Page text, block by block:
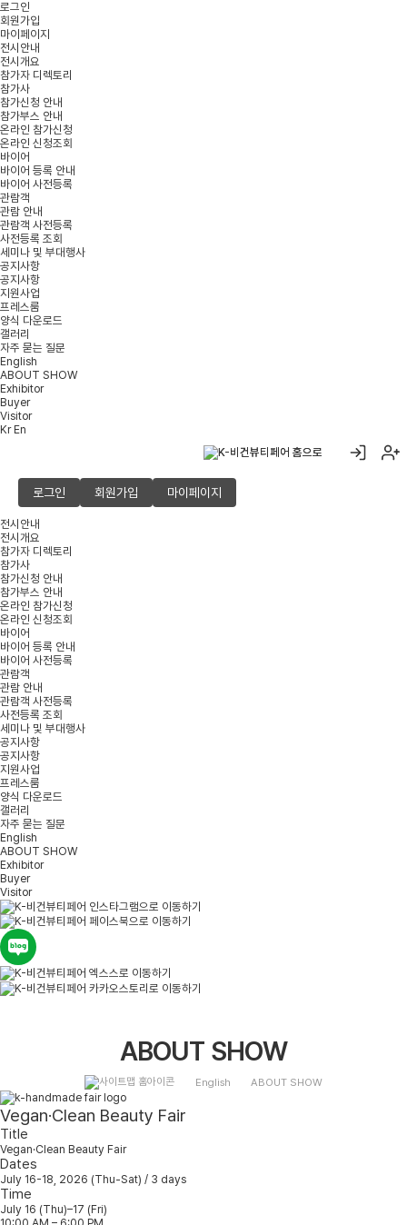
로그인
회원가입
마이페이지
전시안내
전시개요
참가자 디렉토리
참가사
참가신청 안내
참가부스 안내
온라인 참가신청
온라인 신청조회
바이어
바이어 등록 안내
바이어 사전등록
관람객
관람 안내
관람객 사전등록
사전등록 조회
세미나 및 부대행사
공지사항
공지사항
지원사업
프레스룸
양식 다운로드
갤러리
자주 묻는 질문
English
ABOUT SHOW
Exhibitor
Buyer
Visitor
Kr En
로그인 회원가입 마이페이지
전시안내
전시개요
참가자 디렉토리
참가사
참가신청 안내
참가부스 안내
온라인 참가신청
온라인 신청조회
바이어
바이어 등록 안내
바이어 사전등록
관람객
관람 안내
관람객 사전등록
사전등록 조회
세미나 및 부대행사
공지사항
공지사항
지원사업
프레스룸
양식 다운로드
갤러리
자주 묻는 질문
English
ABOUT SHOW
Exhibitor
Buyer
Visitor
ABOUT SHOW
English ABOUT SHOW
Vegan·Clean Beauty Fair
Title
Vegan·Clean Beauty Fair
Dates
July 16-18, 2026 (Thu-Sat) / 3 days
Time
July 16 (Thu)–17 (Fri)